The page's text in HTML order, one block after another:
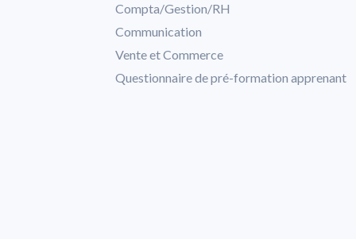
Compta/Gestion/RH
Communication
Vente et Commerce
Questionnaire de pré-formation apprenant